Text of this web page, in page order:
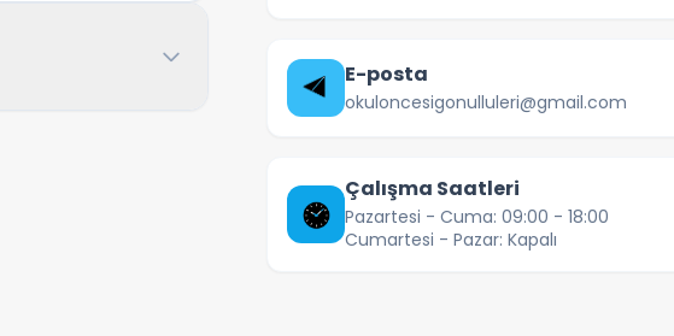
E-posta
okuloncesigonulluleri@gmail.com
Çalışma Saatleri
Pazartesi - Cuma: 09:00 - 18:00
Cumartesi - Pazar: Kapalı